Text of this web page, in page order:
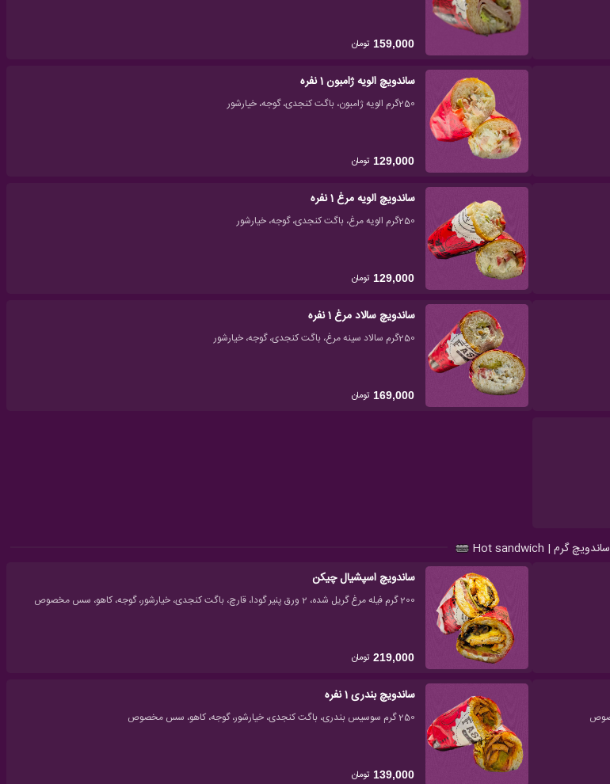
159,000 تومان
ساندویچ الویه ژامبون 1 نفره
250گرم الویه ژامبون، باگت کنجدی، گوجه، خیارشور
129,000 تومان
ساندویچ الویه مرغ 1 نفره
250گرم الویه مرغ، باگت کنجدی، گوجه، خیارشور
129,000 تومان
ساندویچ سالاد مرغ 1 نفره
250گرم سالاد سینه مرغ، باگت کنجدی، گوجه، خیارشور
169,000 تومان
ساندویچ گرم | Hot sandwich
ساندویچ اسپشیال چیکن
200 گرم فیله مرغ گریل شده، 2 ورق پنیر گودا، قارچ، باگت کنجدی، خیارشور، گوجه، کاهو، سس مخصوص
219,000 تومان
ساندویچ بندری 1 نفره
250 گرم سوسیس بندری، باگت کنجدی، خیارشور، گوجه، کاهو، سس مخصوص
139,000 تومان